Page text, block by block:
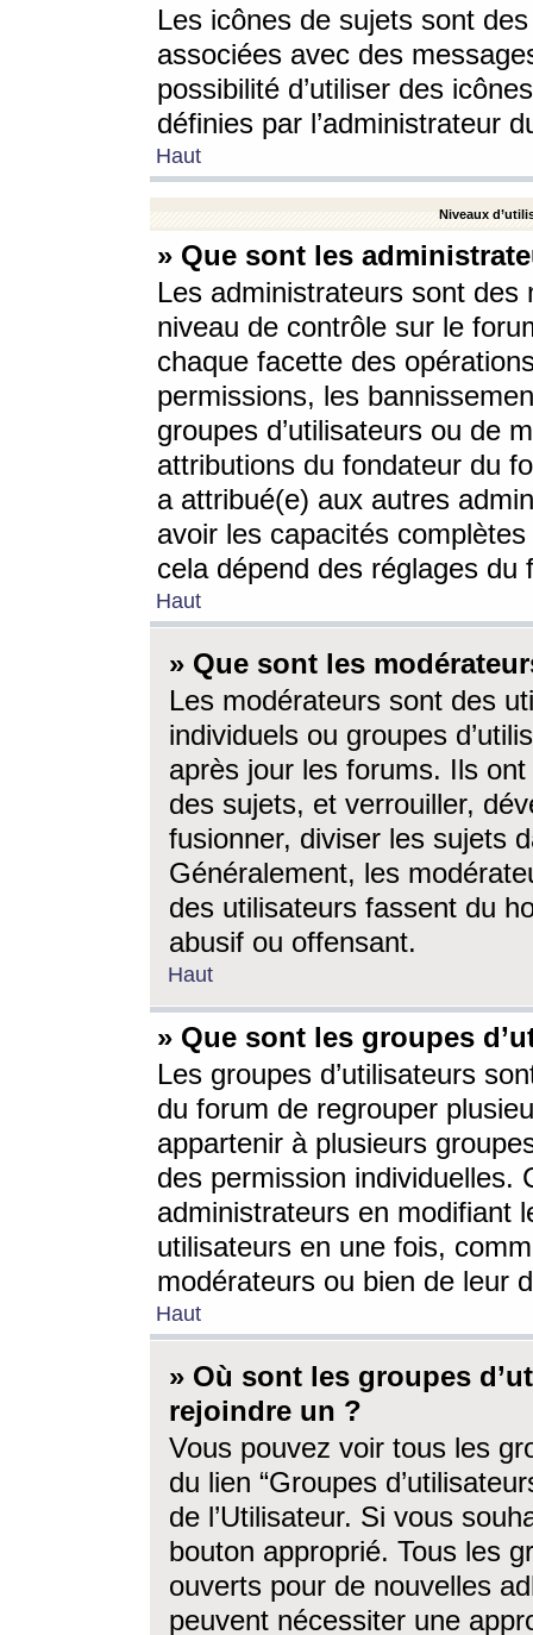
Les icônes de sujets sont
associées avec des
possibilité d’utiliser des
définies par l’administrateur
Haut
Niveaux
» Que sont les
Les administrateurs sont
niveau de contrôle sur le
chaque facette des
permissions, les
groupes d’utilisateurs ou de
attributions du fondateur du
a attribué(e) aux autres
avoir les capacités
cela dépend des réglages du
Haut
» Que sont les
Les modérateurs sont des
individuels ou groupes
après jour les forums. Ils ont
des sujets, et verrouiller,
fusionner, diviser les sujets
Généralement, les
des utilisateurs fassent du
abusif ou offensant.
Haut
» Que sont les groupes
Les groupes d’utilisateurs
du forum de regrouper
appartenir à plusieurs
des permission individuelles.
administrateurs en modifiant
utilisateurs en une fois,
modérateurs ou bien de leur
Haut
» Où sont les groupes
rejoindre un ?
Vous pouvez voir tous les
du lien “Groupes
de l’Utilisateur. Si vous
bouton approprié. Tous les
ouverts pour de nouvelles
peuvent nécessiter une